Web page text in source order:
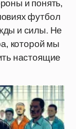
и понять,
футбол
и силы. Не
которой мы
настоящие